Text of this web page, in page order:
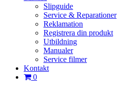
Slipguide
Service & Reparationer
Reklamation
Registrera din produkt
Utbildning
Manualer
Service filmer
Kontakt
0